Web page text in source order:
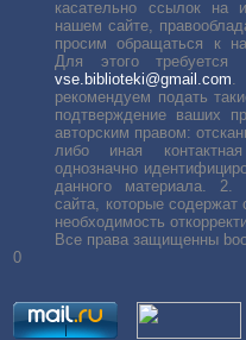
касательно ссылок на
нашем сайте,
просим обращаться к
Для этого требуется
vse.biblioteki@gmail.com.
рекомендуем подать
подтверждение ваших
авторским правом:
либо иная
однозначно
данного материала.
сайта, которые
необходимость
Все права защищенны
0